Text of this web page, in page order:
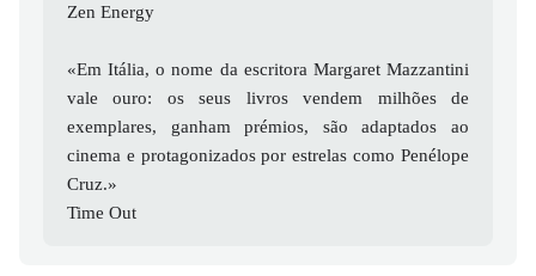
Zen Energy
«Em Itália, o nome da escritora Margaret Mazzantini
vale ouro: os seus livros vendem milhões de
exemplares, ganham prémios, são adaptados ao
cinema e protagonizados por estrelas como Penélope
Cruz.»
Time Out